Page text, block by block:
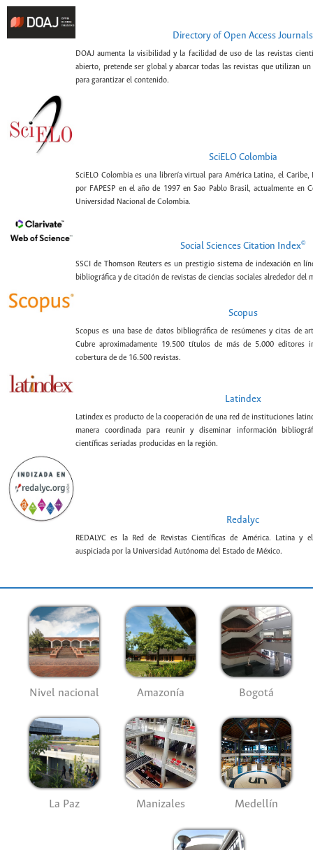
Directory of Open Access Journals
DOAJ aumenta la visibilidad y la facilidad de uso de las revistas
abierto, pretende ser global y abarcar todas las revistas que utilizan
para garantizar el contenido.
SciELO Colombia
SciELO Colombia es una librería virtual para América Latina, el Caribe,
por FAPESP en el año de 1997 en Sao Pablo Brasil, actualmente en
Universidad Nacional de Colombia.
Social Sciences Citation Index©
SSCI de Thomson Reuters es un prestigio sistema de indexación en
bibliográfica y de citación de revistas de ciencias sociales alrededor del
Scopus
Scopus es una base de datos bibliográfica de resúmenes y citas de
Cubre aproximadamente 19.500 títulos de más de 5.000 editores
cobertura de de 16.500 revistas.
Latindex
Latindex es producto de la cooperación de una red de instituciones
manera coordinada para reunir y diseminar información
científicas seriadas producidas en la región.
Redalyc
REDALYC es la Red de Revistas Científicas de América. Latina y
auspiciada por la Universidad Autónoma del Estado de México.
Nivel nacional Amazonía Bogotá
La Paz Manizales Medellín